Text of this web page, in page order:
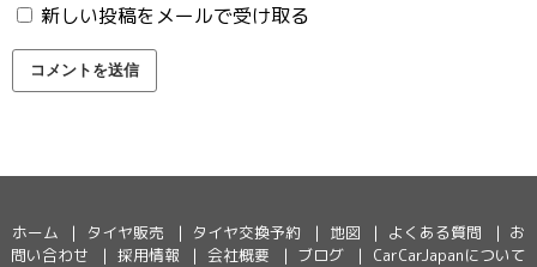
新しい投稿をメールで受け取る
ホーム タイヤ販売 タイヤ交換予約 地図 よくある質問
お
問い合わせ
採用情報 会社概要 ブログ CarCarJapanについて